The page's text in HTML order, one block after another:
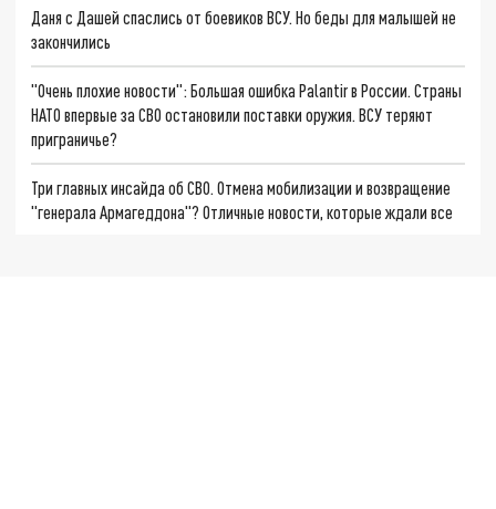
Даня с Дашей спаслись от боевиков ВСУ. Но беды для малышей не
закончились
"Очень плохие новости": Большая ошибка Palantir в России. Страны
НАТО впервые за СВО остановили поставки оружия. ВСУ теряют
приграничье?
Три главных инсайда об СВО. Отмена мобилизации и возвращение
"генерала Армагеддона"? Отличные новости, которые ждали все